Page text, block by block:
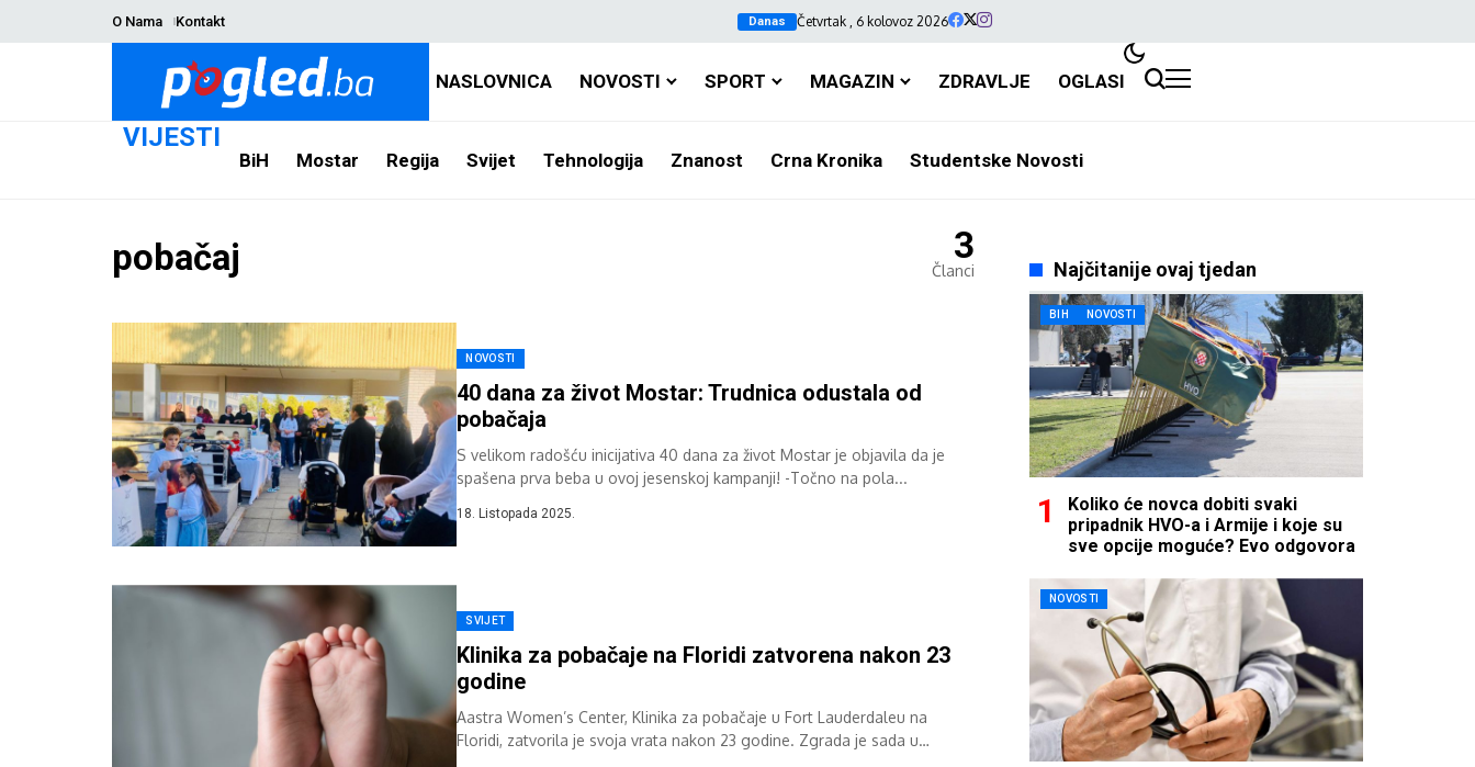
O Nama Kontakt Danas Četvrtak , 6 kolovoz 2026
NASLOVNICA NOVOSTI SPORT MAGAZIN ZDRAVLJE OGLASI
VIJESTI
BiH Mostar Regija Svijet Tehnologija Znanost Crna Kronika Studentske Novosti
pobačaj 3
Članci
NOVOSTI
40 dana za život Mostar: Trudnica odustala od
pobačaja
S velikom radošću inicijativa 40 dana za život Mostar je objavila da je
spašena prva beba u ovoj jesenskoj kampanji! -Točno na pola...
18. Listopada 2025.
SVIJET
Klinika za pobačaje na Floridi zatvorena nakon 23
godine
Aastra Women’s Center, Klinika za pobačaje u Fort Lauderdaleu na
Floridi, zatvorila je svoja vrata nakon 23 godine. Zgrada je sada u
Najčitanije ovaj tjedan
BIH NOVOSTI
Koliko će novca dobiti svaki
pripadnik HVO-a i Armije i koje su
sve opcije moguće? Evo odgovora
NOVOSTI